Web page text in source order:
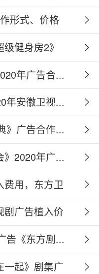
形式、价格
健身房2》
年广告合...
年安徽卫视...
》广告合作...
》2020年广...
费用，东方卫
剧广告植入价
告《东方剧...
一起》剧集广